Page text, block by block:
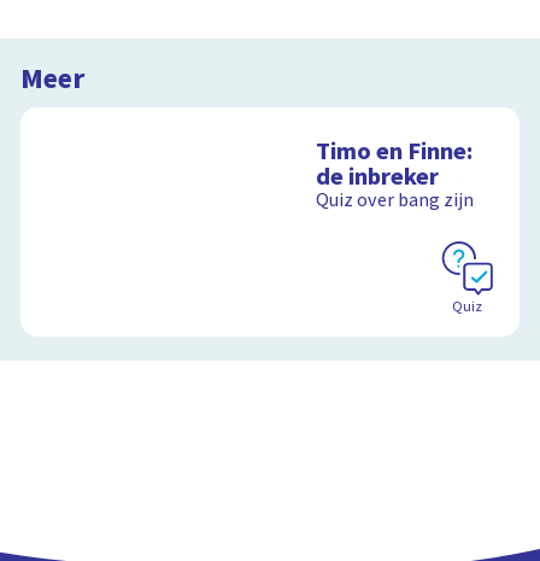
Meer
Timo en Finne:
de inbreker
Quiz over bang zijn
Quiz